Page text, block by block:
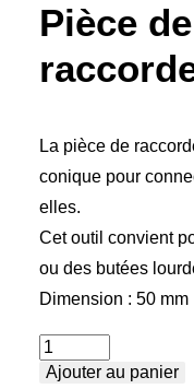
Pièce de
La pièce de
conique pour
elles.
Cet outil convient
ou des butées
Dimension : 50 mm
quantité
de
Ajouter au panier